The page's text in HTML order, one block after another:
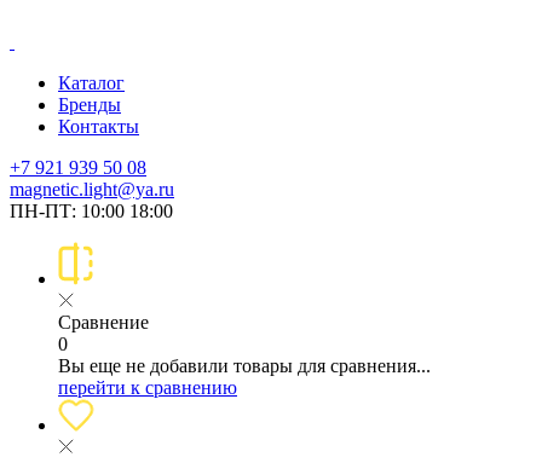
Каталог
Бренды
Контакты
+7 921 939 50 08
magnetic.light@ya.ru
ПН-ПТ: 10:00 18:00
Сравнение
0
Вы еще не добавили товары для сравнения...
перейти к сравнению